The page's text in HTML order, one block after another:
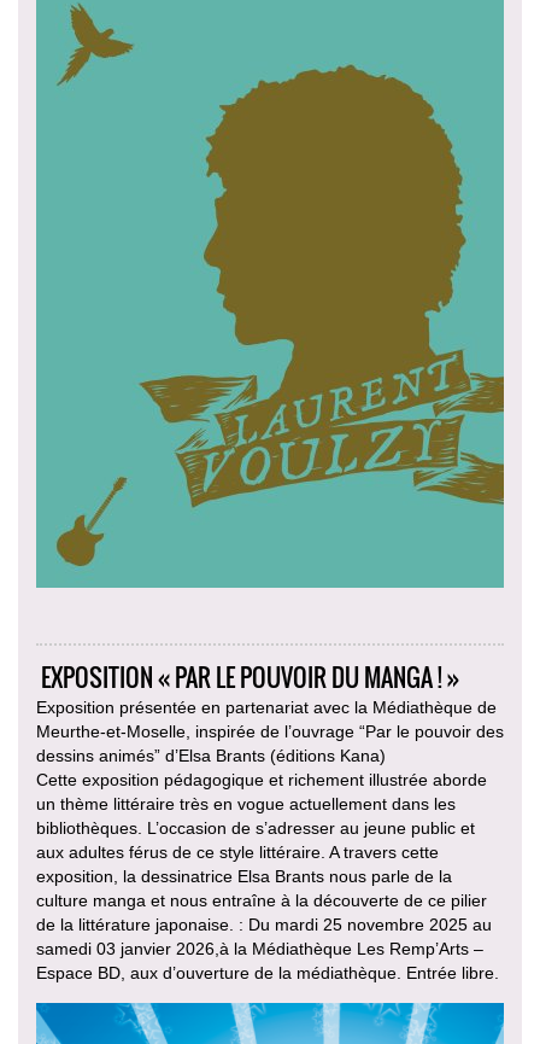
EXPOSITION « PAR LE POUVOIR DU MANGA ! »
Exposition présentée en partenariat avec la Médiathèque de
Meurthe-et-Moselle, inspirée de l’ouvrage “Par le pouvoir des
dessins animés” d’Elsa Brants (éditions Kana)
Cette exposition pédagogique et richement illustrée aborde
un thème littéraire très en vogue actuellement dans les
bibliothèques. L’occasion de s’adresser au jeune public et
aux adultes férus de ce style littéraire. A travers cette
exposition, la dessinatrice Elsa Brants nous parle de la
culture manga et nous entraîne à la découverte de ce pilier
de la littérature japonaise. : Du mardi 25 novembre 2025 au
samedi 03 janvier 2026,à la Médiathèque Les Remp’Arts –
Espace BD, aux d’ouverture de la médiathèque. Entrée libre.